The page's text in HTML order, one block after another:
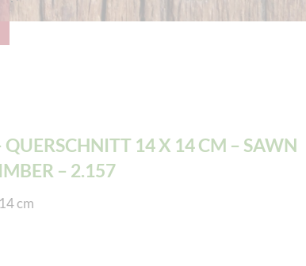
14 X 14 CM – SAWN
– 2.157
cm